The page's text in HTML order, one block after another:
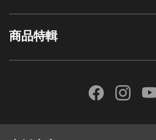
商品特輯